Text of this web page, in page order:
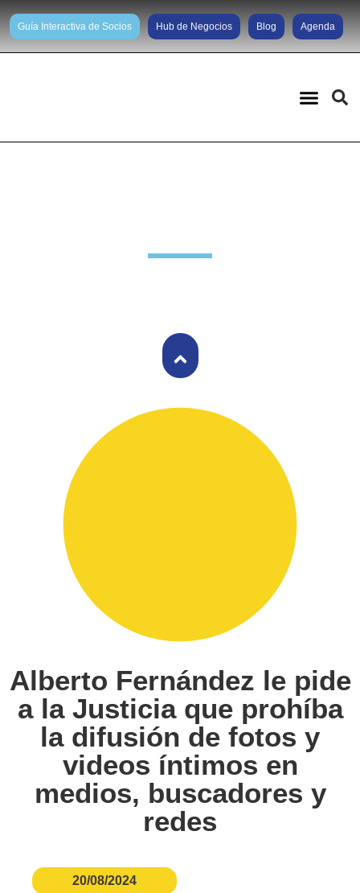
Guía Interactiva de Socios Hub de Negocios Blog Agenda
Alberto Fernández le pide
a la Justicia que prohíba
la difusión de fotos y
videos íntimos en
medios, buscadores y
redes
20/08/2024